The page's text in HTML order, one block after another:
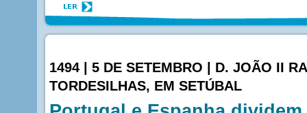
1494 | 5 DE SETEMBRO | D. JOÃO II
TORDESILHAS, EM SETÚBAL